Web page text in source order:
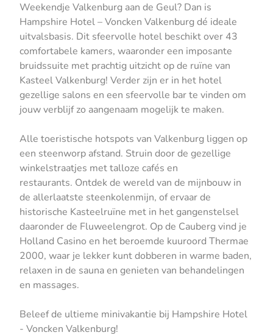
Weekendje Valkenburg aan de Geul? Dan is
Hampshire Hotel – Voncken Valkenburg dé ideale
uitvalsbasis. Dit sfeervolle hotel beschikt over 43
comfortabele kamers, waaronder een imposante
bruidssuite met prachtig uitzicht op de ruïne van
Kasteel Valkenburg! Verder zijn er in het hotel
gezellige salons en een sfeervolle bar te vinden om
jouw verblijf zo aangenaam mogelijk te maken.
Alle toeristische hotspots van Valkenburg liggen op
een steenworp afstand. Struin door de gezellige
winkelstraatjes met talloze cafés en
restaurants. Ontdek de wereld van de mijnbouw in
de allerlaatste steenkolenmijn, of ervaar de
historische Kasteelruïne met in het gangenstelsel
daaronder de Fluweelengrot. Op de Cauberg vind je
Holland Casino en het beroemde kuuroord Thermae
2000, waar je lekker kunt dobberen in warme baden,
relaxen in de sauna en genieten van behandelingen
en massages.
Beleef de ultieme minivakantie bij Hampshire Hotel
- Voncken Valkenburg!